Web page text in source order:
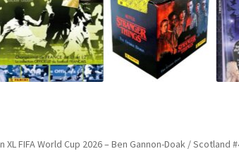
XL FIFA World Cup 2026 – Ben Gannon-Doak / Scotland